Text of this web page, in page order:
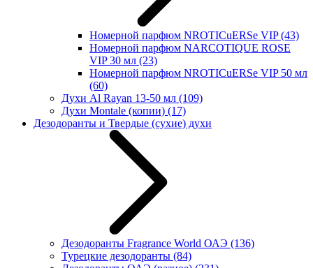
Номерной парфюм NROTICuERSe VIP(43)
Номерной парфюм NARCOTIQUE ROSE
VIP 30 мл (23)
Номерной парфюм NROTICuERSe VIP 50 мл
(60)
Духи Al Rayan 13-50 мл (109)
Духи Montale (копии) (17)
Дезодоранты и Твердые (сухие) духи
Дезодоранты Fragrance World ОАЭ (136)
Турецкие дезодоранты (84)